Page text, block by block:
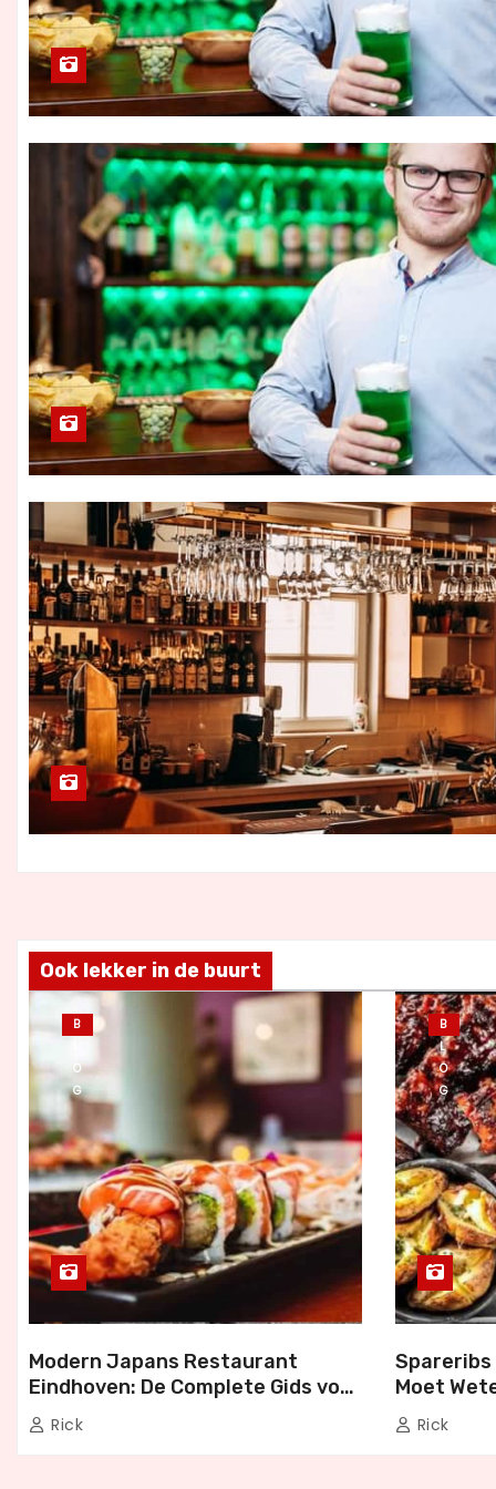
Ook lekker in de buurt
B
O
G
Modern Japans Restaurant
Eindhoven: De Complete Gids voor
Authentiek Japans Dineren
Rick
B
L
O
G
Spareribs
Moet
Rick